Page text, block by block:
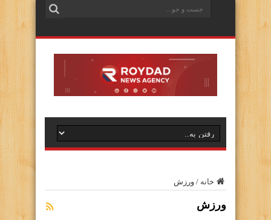
خانه / ورزش
ورزش